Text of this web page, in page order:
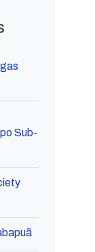
Sub-